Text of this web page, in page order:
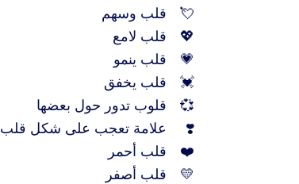
💘
قلب وسهم
💖
قلب لامع
💗
قلب ينمو
💓
قلب يخفق
💞
قلوب تدور حول بعضها
❣️
علامة تعجب على شكل قلب
❤️
قلب أحمر
💛
قلب أصفر